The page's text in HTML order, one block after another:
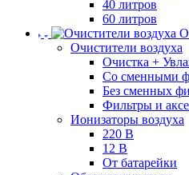
40 литров
60 литров
Очистители воздуха
Очистка +
Cо сменными
Без сменных
Фильтры и
Ионизаторы воздуха
220 В
12 В
От батарейки